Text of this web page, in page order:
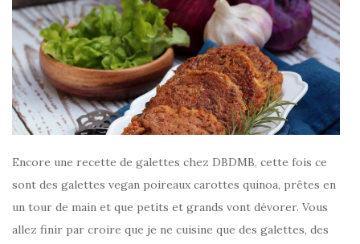
Encore une recette de galettes chez DBDMB, cette fois ce
sont des galettes vegan poireaux carottes quinoa, prêtes en
un tour de main et que petits et grands vont dévorer. Vous
allez finir par croire que je ne cuisine que des galettes, des